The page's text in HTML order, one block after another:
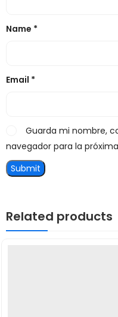
Name *
Email *
Guarda mi nombre,
navegador para la
Related products